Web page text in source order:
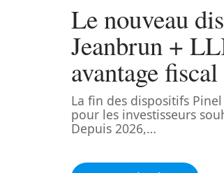
Le nouveau
Jeanbrun +
avantage fiscal
La fin des dispositifs
pour les investisseurs
Depuis 2026,…